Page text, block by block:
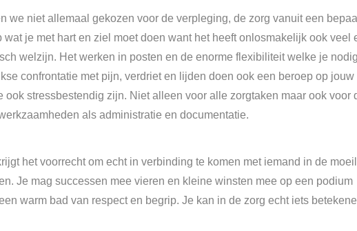
we niet allemaal gekozen voor de verpleging, de zorg vanuit een
wat je met hart en ziel moet doen want het heeft onlosmakelijk ook veel
welzijn. Het werken in posten en de enorme flexibiliteit welke je
confrontatie met pijn, verdriet en lijden doen ook een beroep op
ook stressbestendig zijn. Niet alleen voor alle zorgtaken maar ook voor
als administratie en documentatie.
het voorrecht om echt in verbinding te komen met iemand in de
Je mag successen mee vieren en kleine winsten mee op een
warm bad van respect en begrip. Je kan in de zorg echt iets